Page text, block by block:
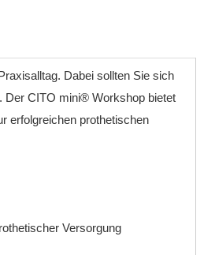
Dabei sollten Sie sich
Der CITO mini® Workshop bietet
erfolgreichen prothetischen
Versorgung